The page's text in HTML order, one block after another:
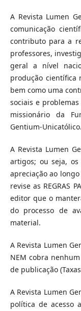
A Revista Lumen
comunicação
contributo para a
professores,
geral a nível
produção científica
bem como uma
sociais e
missionário da
Gentium-Unicatólico.
A Revista Lumen
artigos; ou seja,
apreciação ao
revise as REGRAS
editor que o
do processo de
material.
A Revista Lumen
NEM cobra
de publicação
A Revista Lumen
política de acesso